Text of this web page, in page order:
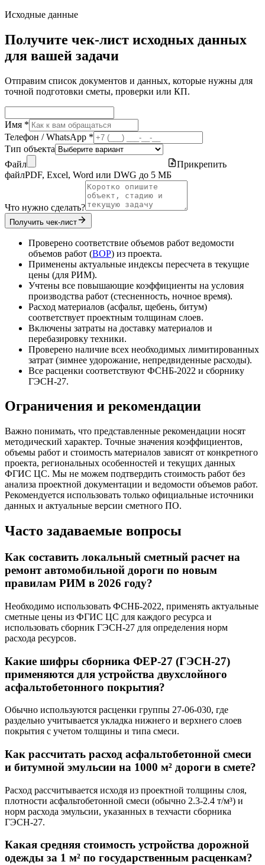
Исходные данные
Получите чек-лист исходных данных
для вашей задачи
Отправим список документов и данных, которые нужны для
точной подготовки сметы, проверки или КП.
Имя *
Телефон / WhatsApp *
Тип объекта
Файл
Прикрепить
файлPDF, Excel, Word или DWG до 5 МБ
Что нужно сделать?
Получить чек-лист
Проверено соответствие объемов работ ведомости
объемов работ (ВОР) из проекта.
Применены актуальные индексы пересчета в текущие
цены (для РИМ).
Учтены все повышающие коэффициенты на условия
производства работ (стесненность, ночное время).
Расход материалов (асфальт, щебень, битум)
соответствует проектным толщинам слоев.
Включены затраты на доставку материалов и
перебазировку техники.
Проверено наличие всех необходимых лимитированных
затрат (зимнее удорожание, непредвиденные расходы).
Все расценки соответствуют ФСНБ-2022 и сборнику
ГЭСН-27.
Ограничения и рекомендации
Важно понимать, что представленные рекомендации носят
методический характер. Точные значения коэффициентов,
объемы работ и стоимость материалов зависят от конкретного
проекта, региональных особенностей и текущих данных
ФГИС ЦС. Мы не можем подтвердить стоимость работ без
анализа проектной документации и ведомости объемов работ.
Рекомендуется использовать только официальные источники
данных и актуальные версии сметного ПО.
Часто задаваемые вопросы
Как составить локальный сметный расчет на
ремонт автомобильной дороги по новым
правилам РИМ в 2026 году?
Необходимо использовать ФСНБ-2022, применять актуальные
сметные цены из ФГИС ЦС для каждого ресурса и
использовать сборник ГЭСН-27 для определения норм
расхода ресурсов.
Какие шифры сборника ФЕР-27 (ГЭСН-27)
применяются для устройства двухслойного
асфальтобетонного покрытия?
Обычно используются расценки группы 27-06-030, где
раздельно учитывается укладка нижнего и верхнего слоев
покрытия с учетом толщины и типа смеси.
Как рассчитать расход асфальтобетонной смеси
и битумной эмульсии на 1000 м² дороги в смете?
Расход рассчитывается исходя из проектной толщины слоя,
плотности асфальтобетонной смеси (обычно 2.3-2.4 т/м³) и
норм расхода эмульсии, указанных в техчасти сборника
ГЭСН-27.
Какая средняя стоимость устройства дорожной
одежды за 1 м² по государственным расценкам?